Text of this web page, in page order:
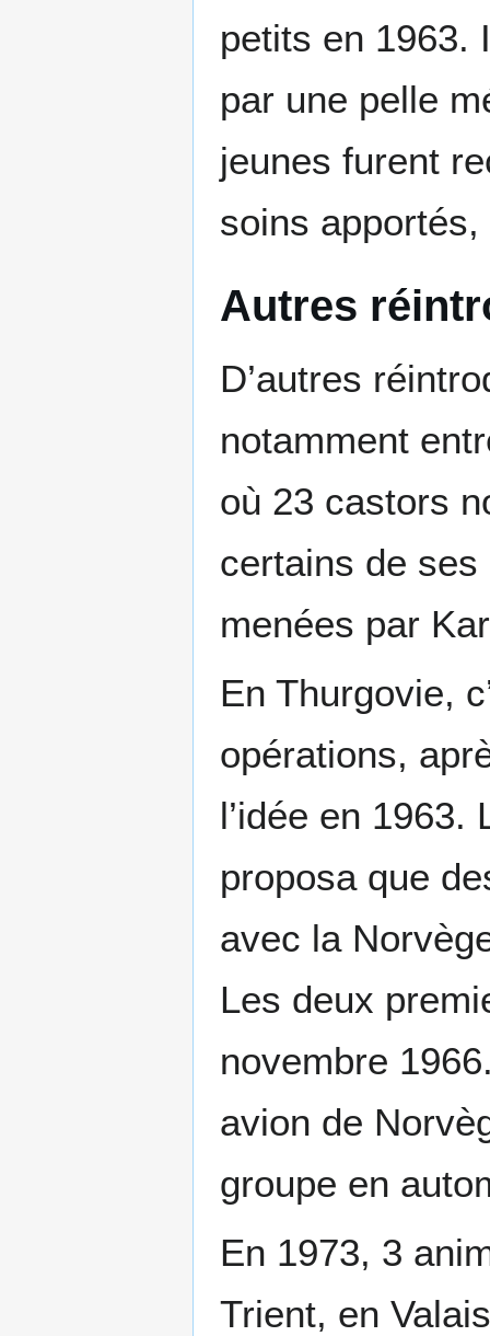
petits en 1963.
par une pelle
jeunes furent
soins
Autres
D’autres
notamment
où 23 castors
certains de
menées par
En Thurgovie,
opérations,
l’idée en 1963.
proposa que
avec la
Les deux
novembre
avion de
groupe en
En 1973, 3
Trient, en